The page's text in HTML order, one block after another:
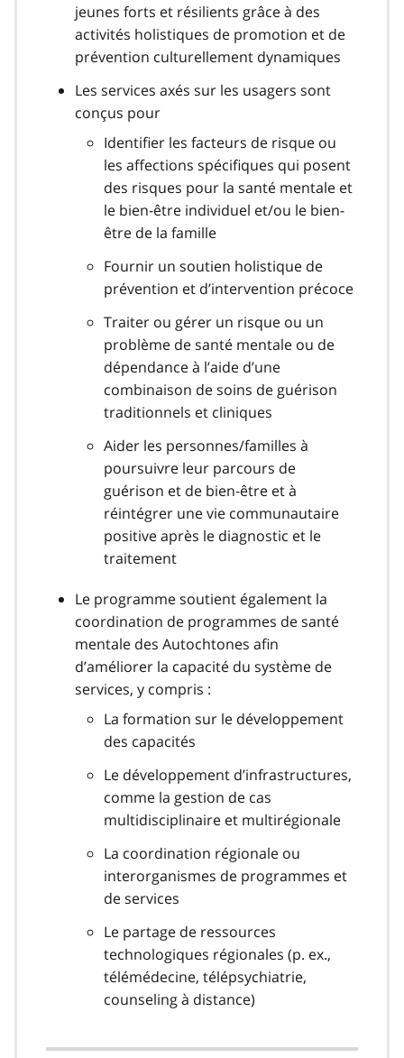
jeunes forts et résilients grâce à des
activités holistiques de promotion et de
prévention culturellement dynamiques
Les services axés sur les usagers sont
conçus pour
Identifier les facteurs de risque ou
les affections spécifiques qui posent
des risques pour la santé mentale et
le bien-être individuel et/ou le bien-
être de la famille
Fournir un soutien holistique de
prévention et d’intervention précoce
Traiter ou gérer un risque ou un
problème de santé mentale ou de
dépendance à l’aide d’une
combinaison de soins de guérison
traditionnels et cliniques
Aider les personnes/familles à
poursuivre leur parcours de
guérison et de bien-être et à
réintégrer une vie communautaire
positive après le diagnostic et le
traitement
Le programme soutient également la
coordination de programmes de santé
mentale des Autochtones afin
d’améliorer la capacité du système de
services, y compris :
La formation sur le développement
des capacités
Le développement d’infrastructures,
comme la gestion de cas
multidisciplinaire et multirégionale
La coordination régionale ou
interorganismes de programmes et
de services
Le partage de ressources
technologiques régionales (p. ex.,
télémédecine, télépsychiatrie,
counseling à distance)